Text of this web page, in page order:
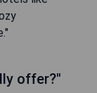
offer?"